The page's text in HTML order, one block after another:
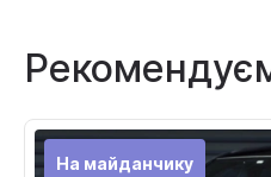
На майданчику